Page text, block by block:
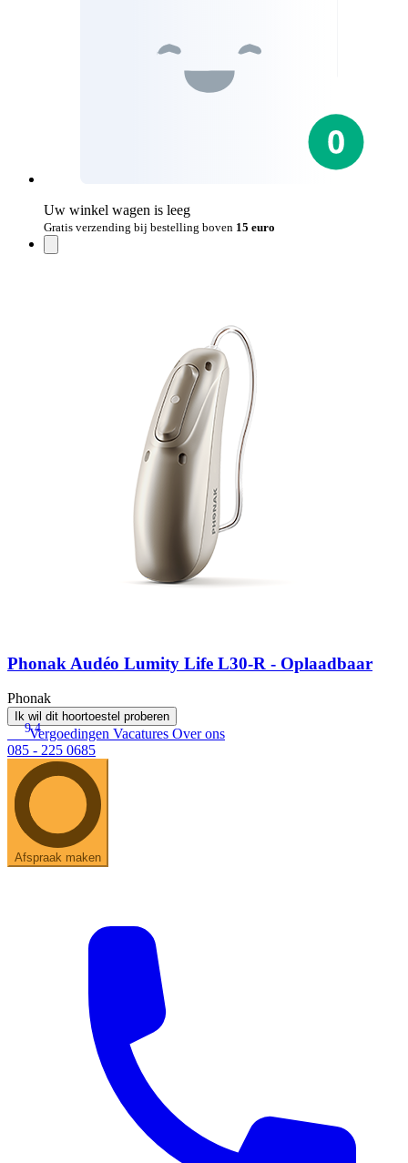
Uw winkel wagen is leeg
Gratis verzending bij bestelling boven 15 euro
Phonak Audéo Lumity Life L30-R - Oplaadbaar
Phonak
Ik wil dit hoortoestel proberen
9.4
Vergoedingen Vacatures Over ons
085 - 225 0685
Afspraak maken